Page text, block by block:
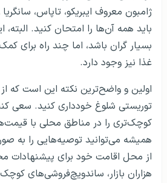
ژامبون معروف ایبریکو، تاپاس،
باید همه آن‌ها را امتحان کنید.
بسیار گران باشد، اما چند راه برای
غذا نیز وجود دارد.
اولین و واضح‌ترین نکته این است که
توریستی شلوغ خودداری کنید. سعی
کوچک‌تری را در مناطق محلی با
همیشه می‌توانید توصیه‌هایی را به
از محل اقامت خود برای پیشنهادات
هزاران بازار، ساندویچ‌فروشی‌های کوچک